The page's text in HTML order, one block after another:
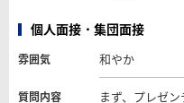
個人面接・集団面接
雰囲気 和やか
質問内容
まず、プレゼ